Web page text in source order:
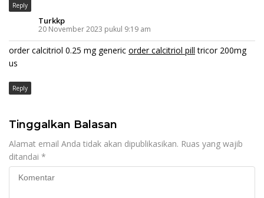
Reply
Turkkp
20 November 2023 pukul 9:19 am
order calcitriol 0.25 mg generic order calcitriol pill tricor 200mg
us
Reply
Tinggalkan Balasan
Alamat email Anda tidak akan dipublikasikan. Ruas yang wajib
ditandai *